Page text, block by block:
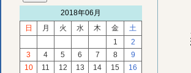
2018年06月
日
月 火 水 木 金
土
1
2
3
4 5 6 7 8
9
10
11 12 13 14 15
16